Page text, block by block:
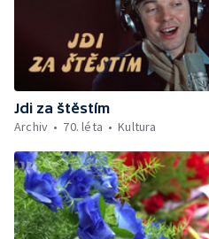
Jdi za štěstím
Archiv
70. léta Kultura